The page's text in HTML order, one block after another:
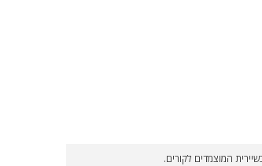
המוצמדים לקורים.